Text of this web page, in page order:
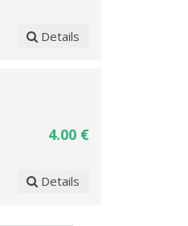
Details
4.00 €
Details